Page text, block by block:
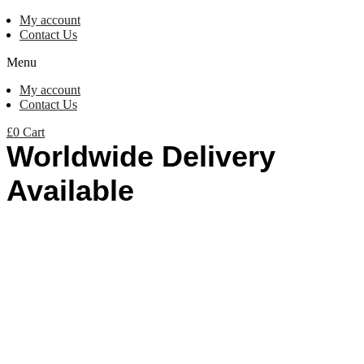
My account
Contact Us
Menu
My account
Contact Us
£0 Cart
Worldwide Delivery
Available